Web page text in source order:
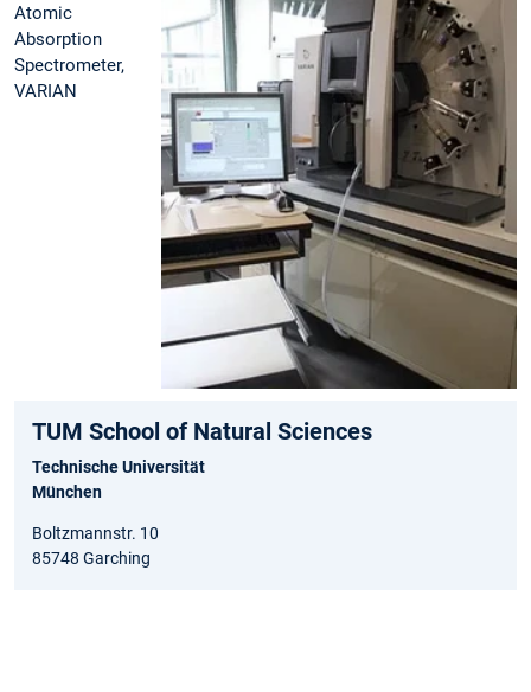
Atomic
Absorption
Spectrometer,
VARIAN
TUM School of Natural Sciences
Technische Universität
München
Boltzmannstr. 10
85748 Garching